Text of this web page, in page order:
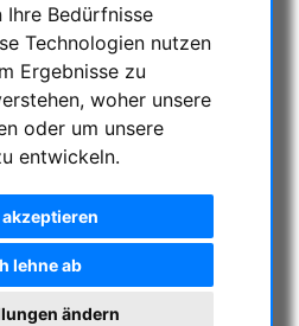
Ihre Bedürfnisse
Technologien nutzen
Ergebnisse zu
woher unsere
oder um unsere
entwickeln.
lehne ab
ändern